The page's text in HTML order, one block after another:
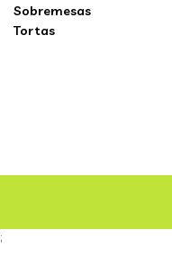
Sobremesas
Tortas
;